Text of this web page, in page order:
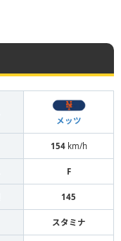
メッツ
154km/h
F
145
スタミナ